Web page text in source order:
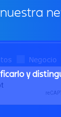
Negocio
y